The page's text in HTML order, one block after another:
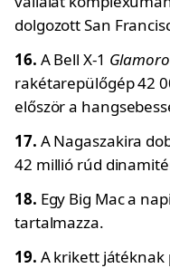
dolgozott San
16. A Bell X-1
rakétarepülőgép 42
először a
17. A Nagaszakira
42 millió rúd
18. Egy Big Mac a
tartalmazza.
19. A krikett játéknak